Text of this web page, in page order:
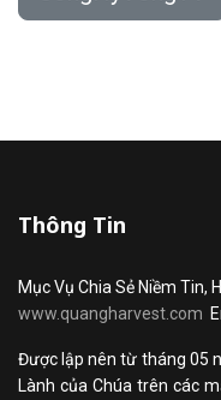
Thông Tin
Mục Vụ Chia Sẻ Niềm Tin,
www.quangharvest.com
Được lập nên từ tháng 05
Lành của Chúa trên các